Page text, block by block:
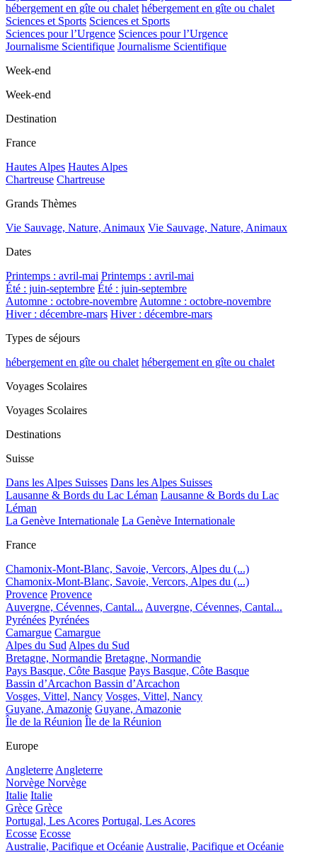
hébergement en gîte ou chalet hébergement en gîte ou chalet
Sciences et Sports Sciences et Sports
Sciences pour l’Urgence Sciences pour l’Urgence
Journalisme Scientifique Journalisme Scientifique
Week-end
Week-end
Destination
France
Hautes Alpes Hautes Alpes
Chartreuse Chartreuse
Grands Thèmes
Vie Sauvage, Nature, Animaux Vie Sauvage, Nature, Animaux
Dates
Printemps : avril-mai Printemps : avril-mai
Été : juin-septembre Été : juin-septembre
Automne : octobre-novembre Automne : octobre-novembre
Hiver : décembre-mars Hiver : décembre-mars
Types de séjours
hébergement en gîte ou chalet hébergement en gîte ou chalet
Voyages Scolaires
Voyages Scolaires
Destinations
Suisse
Dans les Alpes Suisses Dans les Alpes Suisses
Lausanne & Bords du Lac Léman Lausanne & Bords du Lac
Léman
La Genève Internationale La Genève Internationale
France
Chamonix-Mont-Blanc, Savoie, Vercors, Alpes du (...)
Chamonix-Mont-Blanc, Savoie, Vercors, Alpes du (...)
Provence Provence
Auvergne, Cévennes, Cantal... Auvergne, Cévennes, Cantal...
Pyrénées Pyrénées
Camargue Camargue
Alpes du Sud Alpes du Sud
Bretagne, Normandie Bretagne, Normandie
Pays Basque, Côte Basque Pays Basque, Côte Basque
Bassin d’Arcachon Bassin d’Arcachon
Vosges, Vittel, Nancy Vosges, Vittel, Nancy
Guyane, Amazonie Guyane, Amazonie
Île de la Réunion Île de la Réunion
Europe
Angleterre Angleterre
Norvège Norvège
Italie Italie
Grèce Grèce
Portugal, Les Acores Portugal, Les Acores
Ecosse Ecosse
Australie, Pacifique et Océanie Australie, Pacifique et Océanie